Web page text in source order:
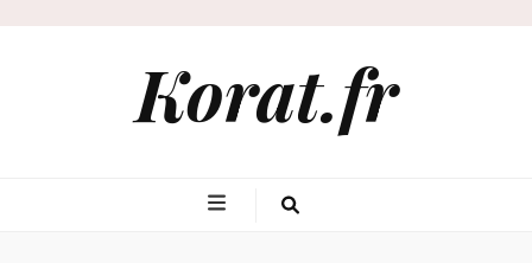
Korat.fr